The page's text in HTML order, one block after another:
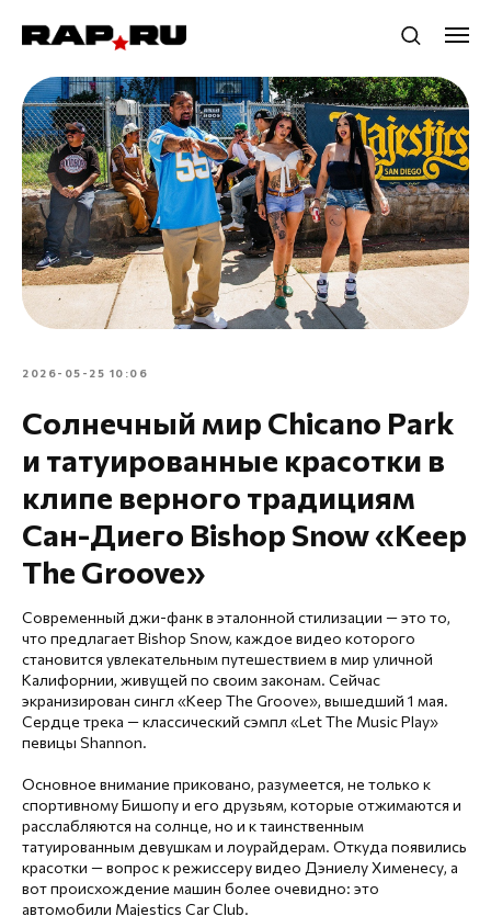
2026-05-25 10:06
Солнечный мир Chicano Park
и татуированные красотки в
клипе верного традициям
Сан-Диего Bishop Snow «Keep
The Groove»
Современный джи-фанк в эталонной стилизации — это то,
что предлагает Bishop Snow, каждое видео которого
становится увлекательным путешествием в мир уличной
Калифорнии, живущей по своим законам. Сейчас
экранизирован сингл «Keep The Groove», вышедший 1 мая.
Сердце трека — классический сэмпл «Let The Music Play»
певицы Shannon.
Основное внимание приковано, разумеется, не только к
спортивному Бишопу и его друзьям, которые отжимаются и
расслабляются на солнце, но и к таинственным
татуированным девушкам и лоурайдерам. Откуда появились
красотки — вопрос к режиссеру видео Дэниелу Хименесу, а
вот происхождение машин более очевидно: это
автомобили Majestics Car Club.